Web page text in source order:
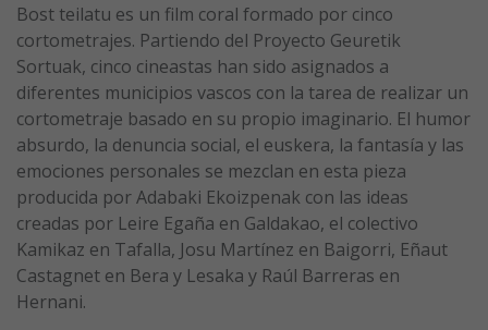
Bost teilatu es un film coral formado por cinco
cortometrajes. Partiendo del Proyecto Geuretik
Sortuak, cinco cineastas han sido asignados a
diferentes municipios vascos con la tarea de realizar un
cortometraje basado en su propio imaginario. El humor
absurdo, la denuncia social, el euskera, la fantasía y las
emociones personales se mezclan en esta pieza
producida por Adabaki Ekoizpenak con las ideas
creadas por Leire Egaña en Galdakao, el colectivo
Kamikaz en Tafalla, Josu Martínez en Baigorri, Eñaut
Castagnet en Bera y Lesaka y Raúl Barreras en
Hernani.